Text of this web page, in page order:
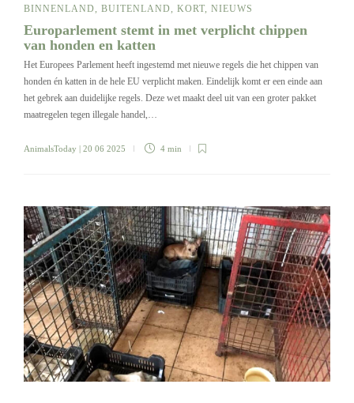
BINNENLAND, BUITENLAND, KORT, NIEUWS
Europarlement stemt in met verplicht chippen
van honden en katten
Het Europees Parlement heeft ingestemd met nieuwe regels die het chippen van
honden én katten in de hele EU verplicht maken. Eindelijk komt er een einde aan
het gebrek aan duidelijke regels. Deze wet maakt deel uit van een groter pakket
maatregelen tegen illegale handel,…
AnimalsToday | 20 06 2025 4 min